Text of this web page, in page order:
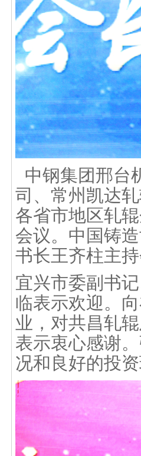
中钢集团邢台
司、常州凯达
各省市地区轧
会议。中国铸
书长王齐柱主
宜兴市委副书
临表示欢迎。
业，对共昌轧
表示衷心感谢
况和良好的投